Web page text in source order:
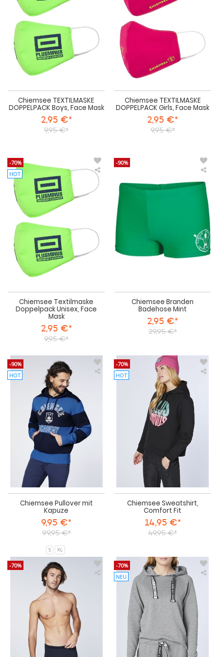
Chiemsee TEXTILMASKE
DOPPELPACK Boys, Face Mask
2,95 €*
9,95 €*
Chiemsee TEXTILMASKE
DOPPELPACK Girls, Face Mask
2,95 €*
9,95 €*
-70%
HOT
Chiemsee Textilmaske
Doppelpack Unisex, Face
Mask
2,95 €*
9,95 €*
Textilmaske
Doppelpack
Unisex,
Mask
-90%
Chiemsee Branden
Badehose Mint
2,95 €*
29,95 €*
-90%
HOT
Chiemsee Pullover mit
Kapuze
9,95 €*
99,95 €*
S XL
Chiemsee
-70%
HOT
Chiemsee Sweatshirt,
Comfort Fit
14,95 €*
49,95 €*
-70%
Chiemsee
Badehose
-70%
NEU